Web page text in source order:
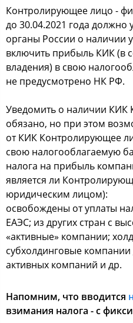
Контролирующее лицо -
до 30.04.2021 года должно
органы России о наличии
включить прибыль КИК (в
владения) в свою
не предусмотрено НК РФ.
Уведомить о наличии
обязано, но при этом
от КИК Контролирующее
свою налогооблагаемую
налога на прибыль
является ли
юридическим лицом):
освобождены от уплаты
ЕАЭС; из других стран с
«активные» компании;
субхолдинговые
активных компаний и др.
Напомним, что вводится
взимания налога - с